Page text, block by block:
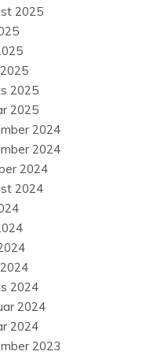
2025
2025
2025
2024
2024
2024
2024
2024
2024
2024
2023